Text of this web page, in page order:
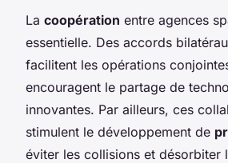
La coopération entre agences
essentielle. Des accords
facilitent les opérations
encouragent le partage de
innovantes. Par ailleurs, ces
stimulent le développement de
éviter les collisions et désorbiter